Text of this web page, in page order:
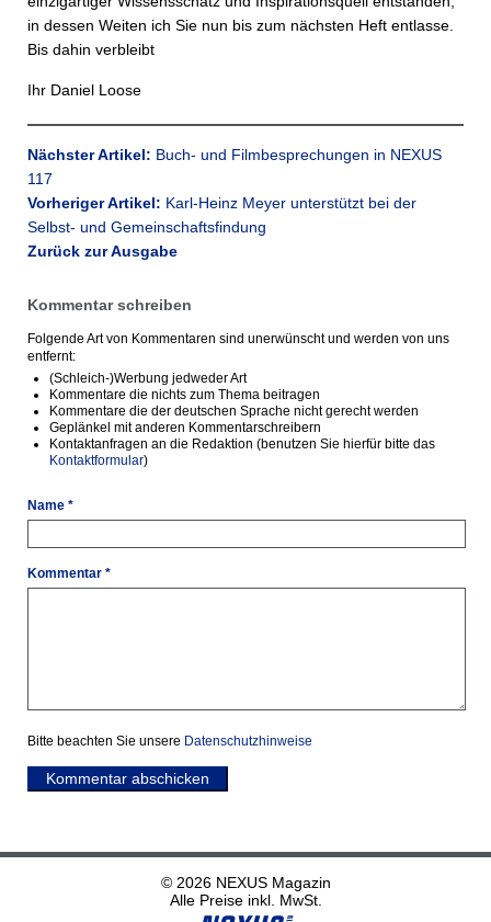
in dessen Weiten ich Sie nun bis zum nächsten Heft entlasse.
Bis dahin verbleibt
Ihr Daniel Loose
Nächster Artikel: Buch- und Filmbesprechungen in NEXUS
117
Vorheriger Artikel: Karl-Heinz Meyer unterstützt bei der
Selbst- und Gemeinschaftsfindung
Zurück zur Ausgabe
Kommentar schreiben
Folgende Art von Kommentaren sind unerwünscht und werden von uns
entfernt:
(Schleich-)Werbung jedweder Art
Kommentare die nichts zum Thema beitragen
Kommentare die der deutschen Sprache nicht gerecht werden
Geplänkel mit anderen Kommentarschreibern
Kontaktanfragen an die Redaktion (benutzen Sie hierfür bitte das
Kontaktformular)
Name *
Kommentar *
Bitte beachten Sie unsere Datenschutzhinweise
Kommentar abschicken
© 2026 NEXUS Magazin
Alle Preise inkl. MwSt.